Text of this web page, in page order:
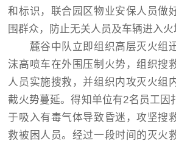
和标识，联合园区物业安保人员做
围群众，防止无关人员及车辆进入火
麓谷中队立即组织高层灭火组
沫高喷车在外围压制火势，组织搜
人员实施搜救，并组织内攻灭火组
截火势蔓延。得知单位有2名员工因
于吸入有毒气体导致昏迷，攻坚搜
救被困人员。经过一段时间的灭火